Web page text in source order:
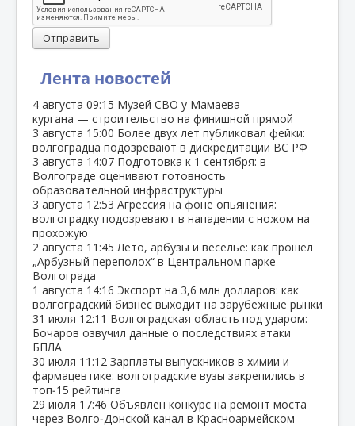
Лента новостей
4 августа 09:15 Музей СВО у Мамаева
кургана — строительство на финишной прямой
3 августа 15:00 Более двух лет публиковал фейки:
волгоградца подозревают в дискредитации ВС РФ
3 августа 14:07 Подготовка к 1 сентября: в
Волгограде оценивают готовность
образовательной инфраструктуры
3 августа 12:53 Агрессия на фоне опьянения:
волгоградку подозревают в нападении с ножом на
прохожую
2 августа 11:45 Лето, арбузы и веселье: как прошёл
„Арбузный переполох“ в Центральном парке
Волгограда
1 августа 14:16 Экспорт на 3,6 млн долларов: как
волгоградский бизнес выходит на зарубежные рынки
31 июля 12:11 Волгоградская область под ударом:
Бочаров озвучил данные о последствиях атаки
БПЛА
30 июля 11:12 Зарплаты выпускников в химии и
фармацевтике: волгоградские вузы закрепились в
топ‑15 рейтинга
29 июля 17:46 Объявлен конкурс на ремонт моста
через Волго‑Донской канал в Красноармейском
Отправить